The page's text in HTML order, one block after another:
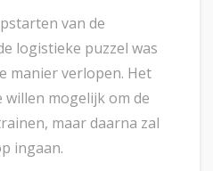
van de
logistieke puzzel was
manier verlopen. Het
willen mogelijk om de
maar daarna zal
ingaan.